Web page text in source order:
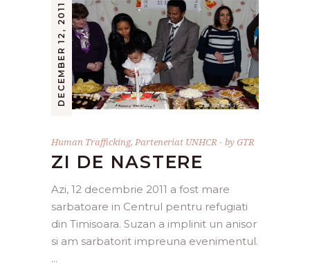
DECEMBER 12, 2011
Human Trafficking, Parteneriat UNHCR byGTR
ZI DE NASTERE
Azi, 12 decembrie 2011 a fost mare
sarbatoare in Centrul pentru refugiati
din Timisoara. Suzan a implinit un anisor
si am sarbatorit impreuna evenimentul.